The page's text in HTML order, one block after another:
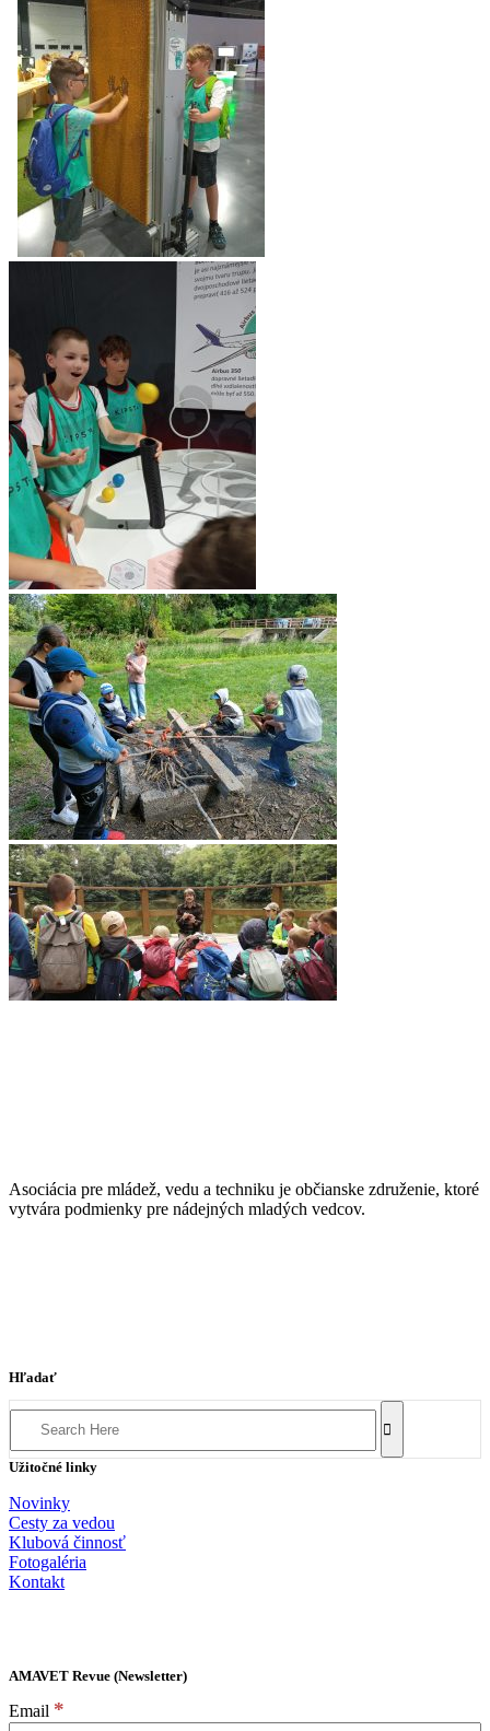
Asociácia pre mládež, vedu a techniku je občianske združenie, ktoré
vytvára podmienky pre nádejných mladých vedcov.
Hľadať
Search
Užitočné linky
Novinky
Cesty za vedou
Klubová činnosť
Fotogaléria
Kontakt
AMAVET Revue (Newsletter)
Email *